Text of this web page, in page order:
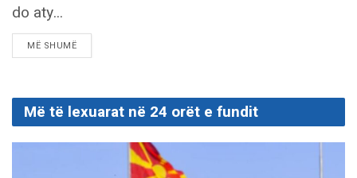
do aty...
MË SHUMËDETAILS
Më të lexuarat në 24 orët e fundit